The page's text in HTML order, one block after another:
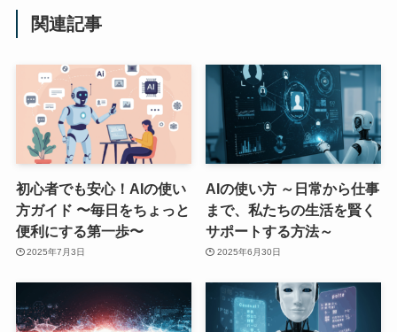
関連記事
初心者でも安心！AIの使い
方ガイド 〜毎日をちょっと
便利にする第一歩〜
2025年7月3日
AIの使い方 ～日常から仕事
まで、私たちの生活を賢く
サポートする方法～
2025年6月30日